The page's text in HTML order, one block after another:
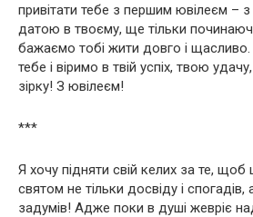
привітати тебе з першим ювілеєм –
датою в твоєму, ще тільки
бажаємо тобі жити довго і
тебе і віримо в твій успіх, твою
зірку! З ювілеєм!
***
Я хочу підняти свій келих за те, щоб
святом не тільки досвіду і спогадів,
задумів! Адже поки в душі жевріє